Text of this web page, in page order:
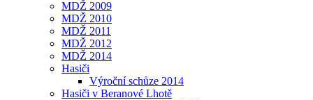
MDŽ 2009
MDŽ 2010
MDŽ 2011
MDŽ 2012
MDŽ 2014
Hasiči
Výroční schůze 2014
Hasiči v Beranové Lhotě